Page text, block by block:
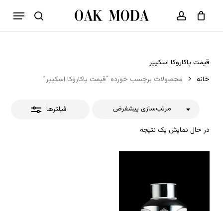
جستجو حساب کاربری
فهرست
سبد خرید بستن
قیمت پاکاروکا اسکیپر
خانه
محصولات برچسب خورده “قیمت پاکاروکا اسکیپر”
فیلترها
در حال نمایش یک نتیجه
مرتب‌سازی پیشفرض
بستن